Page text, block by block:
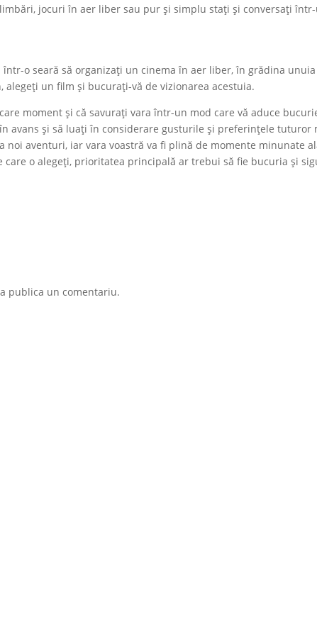
jocuri în aer liber sau pur și simplu stați și conversați
o seară să organizați un cinema în aer liber, în grădina
alegeți un film și bucurați-vă de vizionarea acestuia.
moment și că savurați vara într-un mod care vă aduce
avans și să luați în considerare gusturile și preferințele tuturor
noi aventuri, iar vara voastră va fi plină de momente minunate
o alegeți, prioritatea principală ar trebui să fie bucuria și
publica un comentariu.